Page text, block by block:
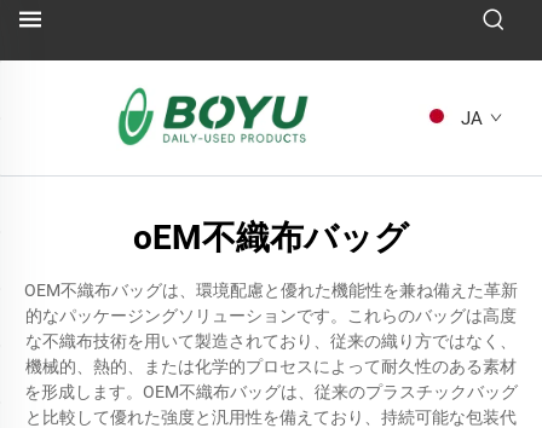
JA
oEM不織布バッグ
OEM不織布バッグは、環境配慮と優れた機能性を兼ね備えた革新
的なパッケージングソリューションです。これらのバッグは高度
な不織布技術を用いて製造されており、従来の織り方ではなく、
機械的、熱的、または化学的プロセスによって耐久性のある素材
を形成します。OEM不織布バッグは、従来のプラスチックバッグ
と比較して優れた強度と汎用性を備えており、持続可能な包装代